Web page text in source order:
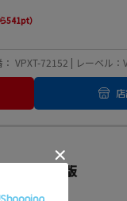
541pt）
VPXT-72152 | レーベル：
プライス版